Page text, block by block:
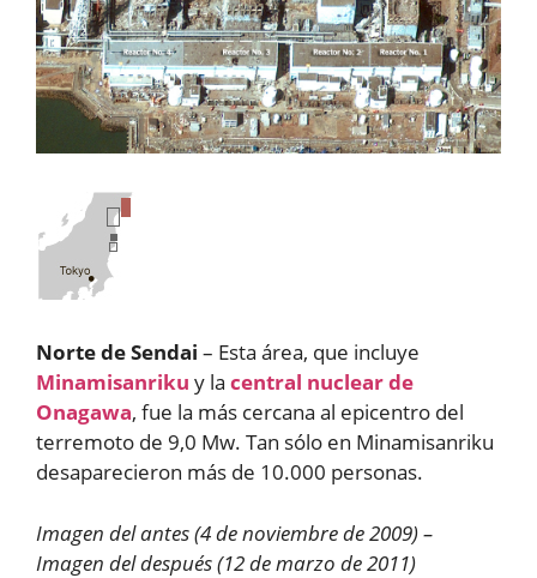
Norte de Sendai – Esta área, que incluye
Minamisanriku y la central nuclear de
Onagawa, fue la más cercana al epicentro del
terremoto de 9,0 Mw. Tan sólo en Minamisanriku
desaparecieron más de 10.000 personas.
Imagen del antes (4 de noviembre de 2009) –
Imagen del después (12 de marzo de 2011)